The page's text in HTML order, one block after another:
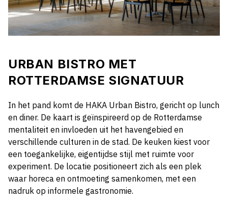
URBAN BISTRO MET
ROTTERDAMSE SIGNATUUR
In het pand komt de HAKA Urban Bistro, gericht op lunch
en diner. De kaart is geïnspireerd op de Rotterdamse
mentaliteit en invloeden uit het havengebied en
verschillende culturen in de stad. De keuken kiest voor
een toegankelijke, eigentijdse stijl met ruimte voor
experiment. De locatie positioneert zich als een plek
waar horeca en ontmoeting samenkomen, met een
nadruk op informele gastronomie.